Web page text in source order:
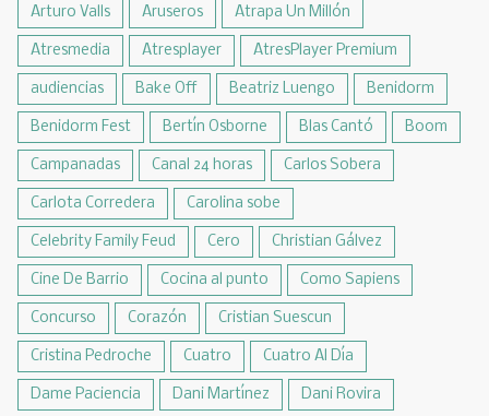
Arturo Valls Aruseros Atrapa Un Millón
Atresmedia Atresplayer AtresPlayer Premium
audiencias Bake Off Beatriz Luengo Benidorm
Benidorm Fest Bertín Osborne Blas Cantó Boom
Campanadas Canal 24 horas Carlos Sobera
Carlota Corredera Carolina sobe
Celebrity Family Feud Cero Christian Gálvez
Cine De Barrio Cocina al punto Como Sapiens
Concurso Corazón Cristian Suescun
Cristina Pedroche Cuatro Cuatro Al Día
Dame Paciencia Dani Martínez Dani Rovira